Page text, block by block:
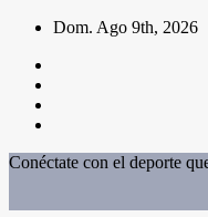
Saltar
contenido
Dom. Ago 9th, 2026
Conéctate con el deporte